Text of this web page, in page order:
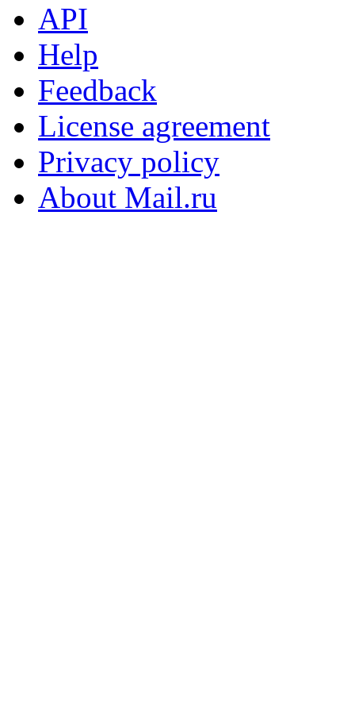
API
Help
Feedback
License agreement
Privacy policy
About Mail.ru